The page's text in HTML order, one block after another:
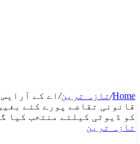
Home
/تازہ ترین/ اے کے
قانونی تقاضے پورے کئے
کو ڈیوٹی کیلئے منتخب کیا
تازہ ترین